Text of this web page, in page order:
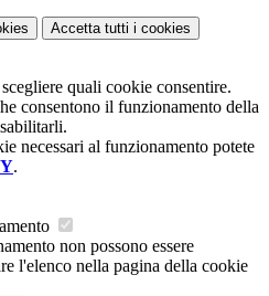
Accetta tutti i cookies
quali cookie consentire.
consentono il funzionamento della
necessari al funzionamento potete
.
non possono essere
l'elenco nella pagina della cookie